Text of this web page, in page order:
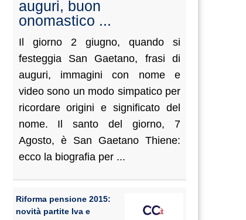
auguri, buon
onomastico ...
Il giorno 2 giugno, quando si
festeggia San Gaetano, frasi di
auguri, immagini con nome e
video sono un modo simpatico per
ricordare origini e significato del
nome. Il santo del giorno, 7
Agosto, è San Gaetano Thiene:
ecco la biografia per ...
Riforma pensione 2015:
novità partite Iva e